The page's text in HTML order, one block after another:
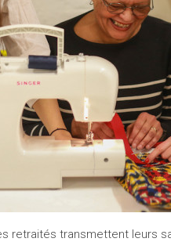
retraités transmettent leurs